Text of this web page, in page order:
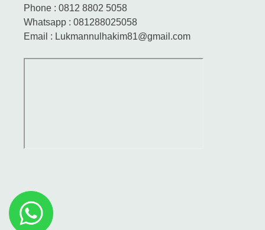
Phone : 0812 8802 5058
Whatsapp : 081288025058
Email : Lukmannulhakim81@gmail.com